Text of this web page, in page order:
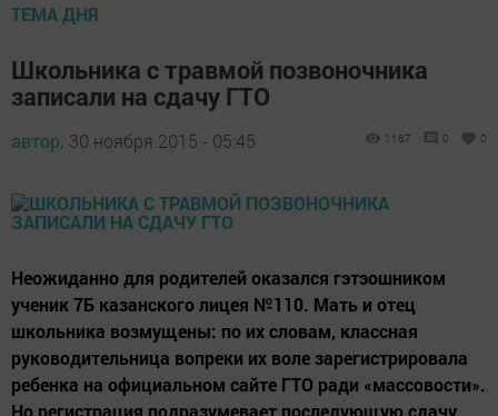
ТЕМА ДНЯ
Школьника с травмой позвоночника
записали на сдачу ГТО
автор, 30 ноября 2015 - 05:45 1167 0 0
Неожиданно для родителей оказался гэтэошником
ученик 7Б казанского лицея №110. Мать и отец
школьника возмущены: по их словам, классная
руководительница вопреки их воле зарегистрировала
ребенка на официальном сайте ГТО ради «массовости».
Но регистрация подразумевает последующую сдачу